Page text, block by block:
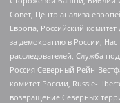
Совет, Центр анализа
Европа, Российский
за демократию в России,
расследователей, Служба
Россия Северный Рейн-
комитет России, Russie-
возвращение Северных